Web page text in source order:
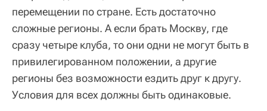
перемещении по стране. Есть достаточно
сложные регионы. А если брать Москву, где
сразу четыре клуба, то они одни не могут быть в
привилегированном положении, а другие
регионы без возможности ездить друг к другу.
Условия для всех должны быть одинаковые.